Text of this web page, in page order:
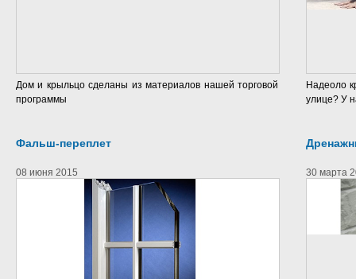
Дом и крыльцо сделаны из материалов нашей торговой
программы
Надеоло
улице? У
Фальш-переплет
08 июня 2015 30 марта